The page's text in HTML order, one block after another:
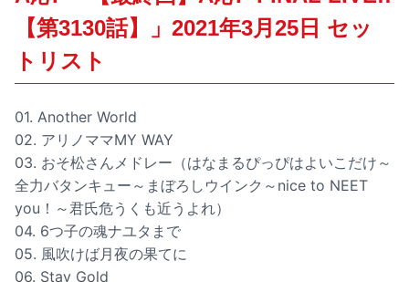
【第3130話】」2021年3月25日 セッ
トリスト
01. Another World
02. アリノママMY WAY
03. おそ松さんメドレー（はなまるぴっぴはよいこだけ～
全力バタンキュー～まぼろしウインク～nice to NEET
you！～君氏危うくも近うよれ）
04. 6つ子の魂ナユタまで
05. 風吹けば月夜の果てに
06. Stay Gold